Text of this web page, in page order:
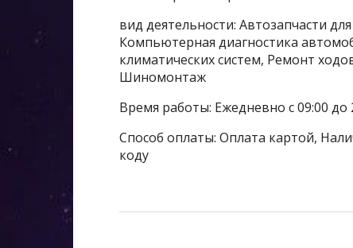
вид деятельности: Автозапчасти
Компьютерная диагностика
климатических систем, Ремонт
Шиномонтаж
Время работы: Ежедневно с 09:00 до
Способ оплаты: Оплата картой,
коду